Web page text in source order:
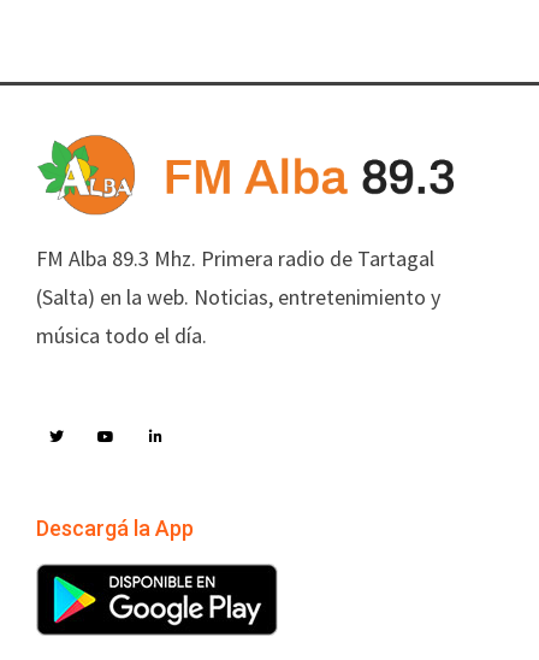
FM Alba 89.3 Mhz. Primera radio de Tartagal
(Salta) en la web. Noticias, entretenimiento y
música todo el día.
Descargá la App